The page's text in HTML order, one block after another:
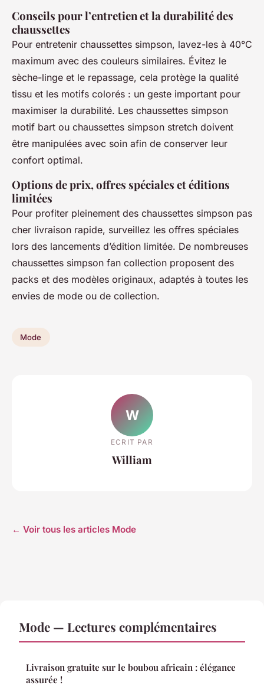
Conseils pour l’entretien et la durabilité des
chaussettes
Pour entretenir chaussettes simpson, lavez-les à 40°C
maximum avec des couleurs similaires. Évitez le
sèche-linge et le repassage, cela protège la qualité
tissu et les motifs colorés : un geste important pour
maximiser la durabilité. Les chaussettes simpson
motif bart ou chaussettes simpson stretch doivent
être manipulées avec soin afin de conserver leur
confort optimal.
Options de prix, offres spéciales et éditions
limitées
Pour profiter pleinement des chaussettes simpson pas
cher livraison rapide, surveillez les offres spéciales
lors des lancements d’édition limitée. De nombreuses
chaussettes simpson fan collection proposent des
packs et des modèles originaux, adaptés à toutes les
envies de mode ou de collection.
Mode
W
ECRIT PAR
William
← Voir tous les articles Mode
Mode — Lectures complémentaires
Livraison gratuite sur le boubou africain : élégance
assurée !